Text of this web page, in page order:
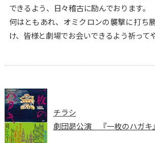
できるよう、日々稽古に励んでおります。
何はともあれ、オミクロンの襲撃に打ち
け、皆様と劇場でお会いできるよう祈って
チラシ
劇団昴公演 『一枚のハガキ』